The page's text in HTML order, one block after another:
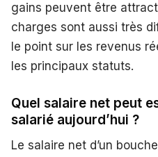
gains peuvent être
charges sont aussi très
le point sur les revenus
les principaux statuts.
Quel salaire net peut
salarié aujourd’hui ?
Le salaire net d’un